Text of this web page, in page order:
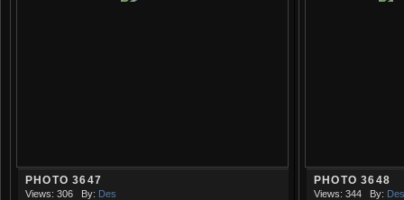
PHOTO 3647
Views: 306 By: Des
PHOTO 3648
Views: 344 By: Des